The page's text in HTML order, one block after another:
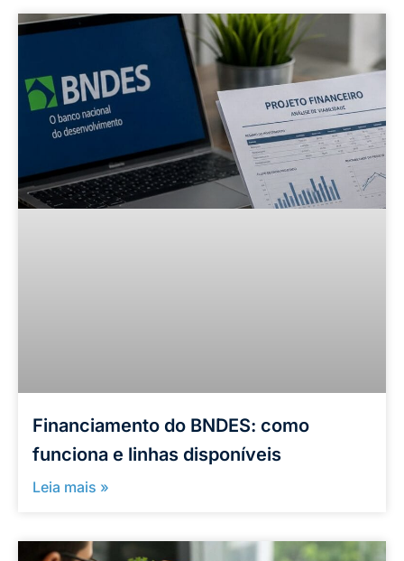
Financiamento do BNDES: como
funciona e linhas disponíveis
Leia mais »